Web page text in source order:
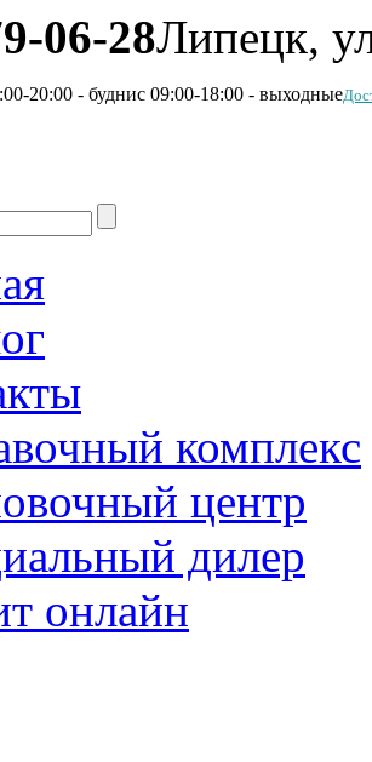
06-28Липецк,
20:00 - буднис 09:00-18:00 - выходные
комплекс
центр
дилер
онлайн